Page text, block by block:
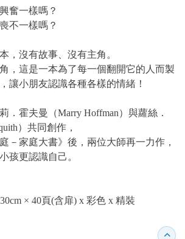
興奮一樣嗎？
喪不一樣嗎？
，沒有故事、沒有主角。
，這是一本為了每一個翻開它的人而製
讓小朋友認識各種各樣的情緒！
．霍夫曼（Marry Hoffman）與蘿絲．
）共同創作，
－家庭大書》後，兩位大師再一力作，
孩更認識自己。
× 40頁(含扉) x 彩色 x 精裝